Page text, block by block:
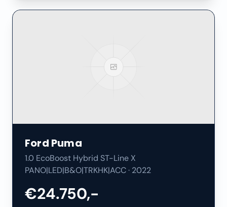
Ford Puma
1.0 EcoBoost Hybrid ST-Line X
PANO|LED|B&O|TRKHK|ACC· 2022
€24.750,-